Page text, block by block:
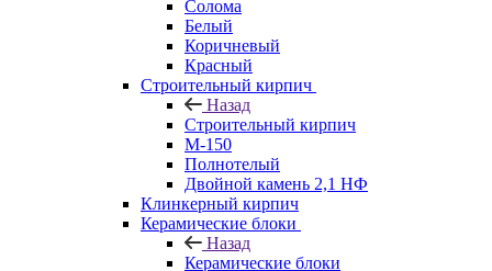
Солома
Белый
Коричневый
Красный
Строительный кирпич
Назад
Строительный кирпич
М-150
Полнотелый
Двойной камень 2,1 НФ
Клинкерный кирпич
Керамические блоки
Назад
Керамические блоки